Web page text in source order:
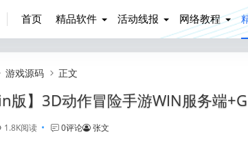
首页 精品软件 活动线报 网络教程
游戏源码 正文
版】3D动作冒险手游WIN服务端
1.8K阅读 0评论 张文